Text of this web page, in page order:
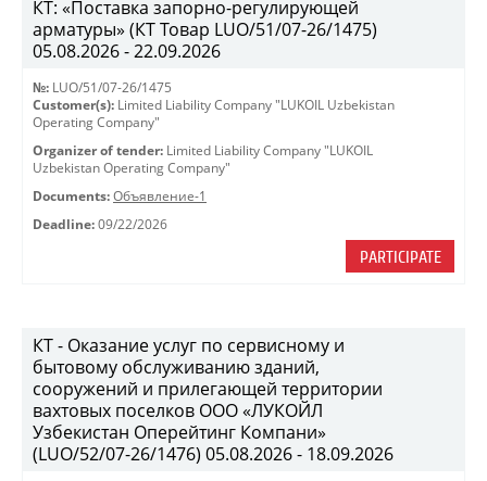
КТ: «Поставка запорно-регулирующей
арматуры» (КТ Товар LUO/51/07-26/1475)
05.08.2026 - 22.09.2026
№: LUO/51/07-26/1475
Customer(s): Limited Liability Company "LUKOIL Uzbekistan
Operating Company"
Organizer of tender: Limited Liability Company "LUKOIL
Uzbekistan Operating Company"
Documents: Объявление-1
Deadline: 09/22/2026
PARTICIPATE
КТ - Оказание услуг по сервисному и
бытовому обслуживанию зданий,
сооружений и прилегающей территории
вахтовых поселков ООО «ЛУКОЙЛ
Узбекистан Оперейтинг Компани»
(LUO/52/07-26/1476) 05.08.2026 - 18.09.2026